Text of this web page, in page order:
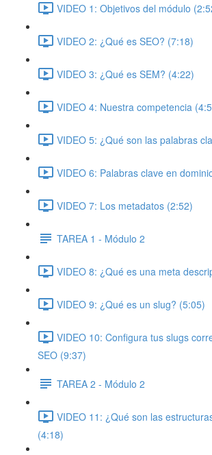
VIDEO 1: Objetivos del módulo
VIDEO 2: ¿Qué es SEO? (7:18)
VIDEO 3: ¿Qué es SEM? (4:22)
VIDEO 4: Nuestra competencia
VIDEO 5: ¿Qué son las palabras
VIDEO 6: Palabras clave en
VIDEO 7: Los metadatos (2:52)
TAREA 1 - Módulo 2
VIDEO 8: ¿Qué es una meta
VIDEO 9: ¿Qué es un slug? (5:05)
VIDEO 10: Configura tus slugs
SEO (9:37)
TAREA 2 - Módulo 2
VIDEO 11: ¿Qué son las
(4:18)